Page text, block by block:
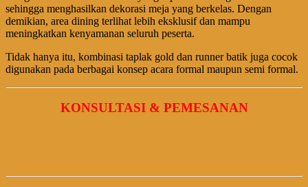
sehingga menghasilkan dekorasi meja yang berkelas. Dengan
demikian, area dining terlihat lebih eksklusif dan mampu
meningkatkan kenyamanan seluruh peserta.
Tidak hanya itu, kombinasi taplak gold dan runner batik juga cocok
digunakan pada berbagai konsep acara formal maupun semi formal.
KONSULTASI & PEMESANAN